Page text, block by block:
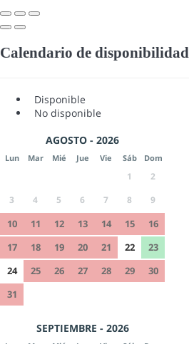
Calendario de disponibilidad
Disponible
No disponible
AGOSTO - 2026
Lun Mar Mié Jue Vie Sáb Dom
1
2
3
4 5 6 7 8 9
10 11 12 13 14 15
16
17
18 19 20 21 22
23
24
25 26 27 28 29
30
31
SEPTIEMBRE - 2026